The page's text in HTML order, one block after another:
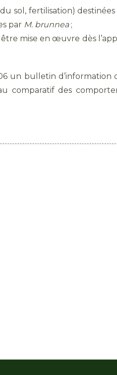
sol, fertilisation) destinées
par M. brunnea;
mise en œuvre dès
un bulletin d’information
comparatif des